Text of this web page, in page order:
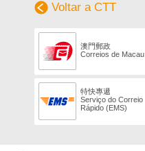
Voltar a CTT
澳門郵政
Correios de Macau
特快專遞
Serviço do Correio
Rápido (EMS)